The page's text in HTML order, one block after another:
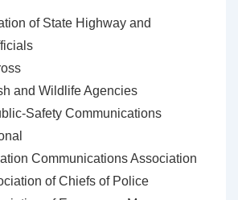
of State Highway and
and Wildlife Agencies
Safety Communications
Communications Association
of Chiefs of Police